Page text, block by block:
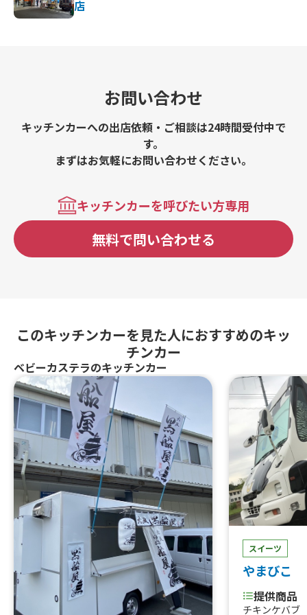
店
お問い合わせ
キッチンカーへの出店依頼・ご相談は24時間受付中で
す。
まずはお気軽にお問い合わせください。
キッチンカーを呼びたい方専用
無料で問い合わせる
このキッチンカーを見た人におすすめのキッ
チンカー
ベビーカステラのキッチンカー
スイーツ
やまびこ
提供商品
チキンケバブ